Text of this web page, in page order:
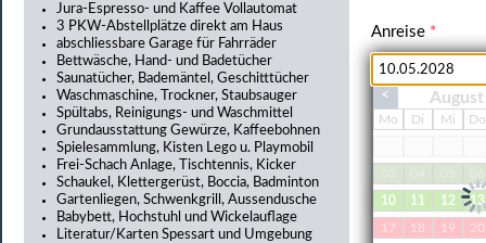
Jura-Espresso- und Kaffee Vollautomat
3 PKW-Abstellplätze direkt am Haus
abschliessbare Garage für Fahrräder
Bettwäsche, Hand- und Badetücher
Saunatücher, Bademäntel, Geschitttücher
Waschmaschine, Trockner, Staubsauger
Spültabs, Reinigungs- und Waschmittel
Grundausstattung Gewürze, Kaffeebohnen
Spielesammlung, Kisten Lego u. Playmobil
Frei-Schach Anlage, Tischtennis, Kicker
Schaukel, Klettergerüst, Boccia, Badminton
Gartenliegen, Schwenkgrill, Aussendusche
Babybett, Hochstuhl und Wickelauflage
Literatur/Karten Spessart und Umgebung
Anreise *
<
Mo Di Mi Do
03 04 05 06
10 11 12 13
17 18 19 20
Erwachsene*
Haustiere